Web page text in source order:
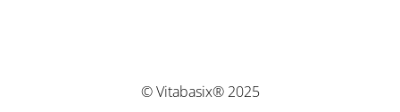
© Vitabasix® 2025